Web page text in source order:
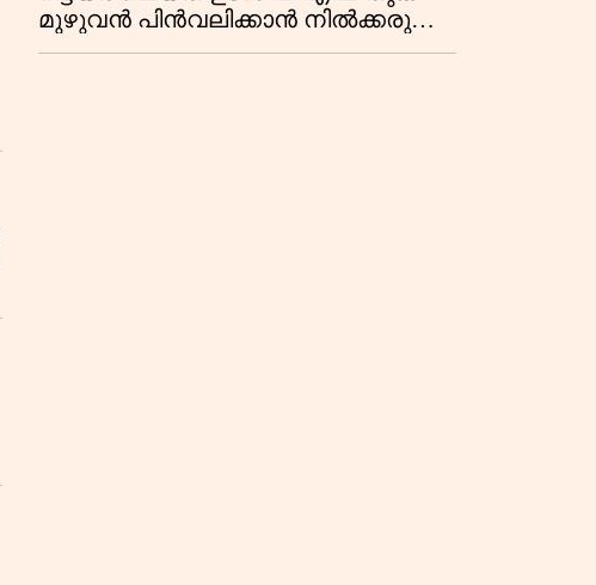
മുഴുവൻ പിൻവലിക്കാൻ നിൽക്കരുത്;
പണം കൂടുതൽ നേടാൻ ഇ പി എഫ്